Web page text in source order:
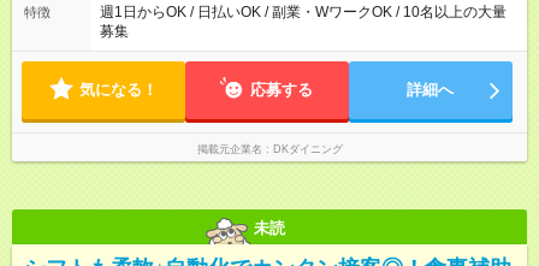
23:30 ★上記時間から1日3時間～OK ★週1日～OK◎ ※22時以降
勤務は18歳以上(法令による) ■自由シフト制
特徴
週1日からOK / 日払いOK / 副業・WワークOK / 10名以上の大量
募集
気になる！ 応募する 詳細へ
掲載元企業名 DKダイニング
未読